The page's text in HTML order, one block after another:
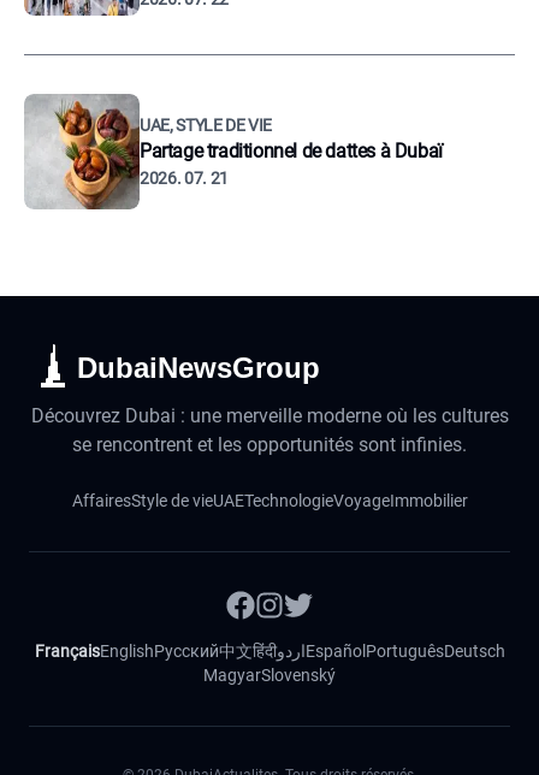
UAE, STYLE DE VIE
Partage traditionnel de dattes à Dubaï
2026. 07. 21
DubaiNewsGroup
Découvrez Dubai : une merveille moderne où les cultures
se rencontrent et les opportunités sont infinies.
AffairesStyle de vieUAETechnologieVoyageImmobilier
FrançaisEnglishРусский中文हिंदीاردوEspañol PortuguêsDeutsch
MagyarSlovenský